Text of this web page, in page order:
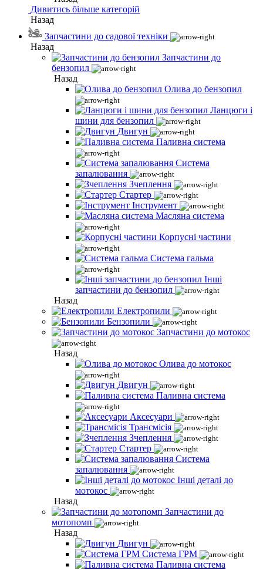
Дивитись більше категорій
Назад
Запчастини до садової техніки
Назад
Запчастини до
бензопил
Назад
Олива до бензопил
Ланцюги і
шини для бензопил
Двигун
Паливна система
Система
запалювання
Зчеплення
Стартер
Інструмент
Масляна система
Корпусні частини
Система гальма
Інші
запчастини до бензопил
Назад
Електропили
Бензопили
Запчастини до мотокос
Назад
Олива до мотокос
Двигун
Паливна система
Аксесуари
Трансмісія
Зчеплення
Стартер
Система
запалювання
Інші деталі до
мотокос
Назад
Запчастини до
мотопомп
Назад
Двигун
Система ГРМ
Паливна система